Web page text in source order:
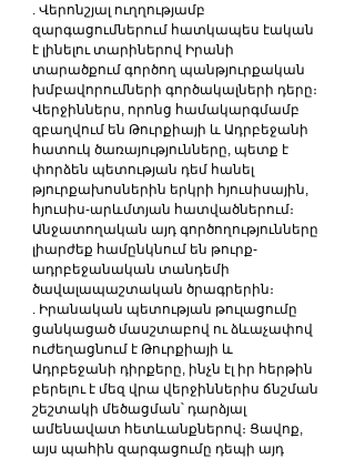
. Վերոնշյալ ուղղությամբ
զարգացումներում հատկապես էական
է լինելու տարիներով Իրանի
տարածքում գործող պանթյուրքական
խմբավորումների գործակալների դերը։
Վերջիններս, որոնց համակարգմամբ
զբաղվում են Թուրքիայի և Ադրբեջանի
հատուկ ծառայությունները, պետք է
փորձեն պետության դեմ հանել
թյուրքախոսներին երկրի հյուսիսային,
հյուսիս-արևմտյան հատվածներում։
Անջատողական այդ գործողությունները
լիարժեք համընկնում են թուրք-
ադրբեջանական տանդեմի
ծավալապաշտական ծրագրերին։
. Իրանական պետության թուլացումը
ցանկացած մասշտաբով ու ձևաչափով
ուժեղացնում է Թուրքիայի և
Ադրբեջանի դիրքերը, ինչն էլ իր հերթին
բերելու է մեզ վրա վերջիններիս ճնշման
շեշտակի մեծացման՝ դարձյալ
ամենավատ հետևանքներով։ Ցավոք,
այս պահին զարգացումը դեպի այդ